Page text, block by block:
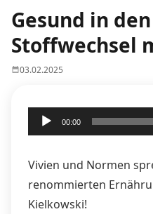
Gesund in den
Stoffwechsel
03.02.2025
Audio-
Player
00:00
Vivien und Normen
renommierten
Kielkowski!